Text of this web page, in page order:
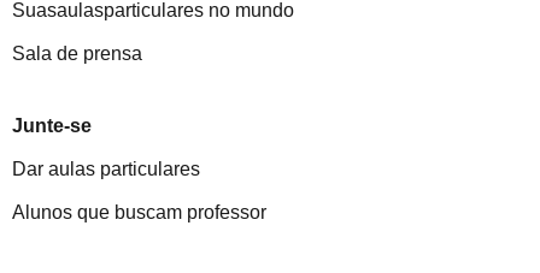
Suasaulasparticulares no mundo
Sala de prensa
Junte-se
Dar aulas particulares
Alunos que buscam professor